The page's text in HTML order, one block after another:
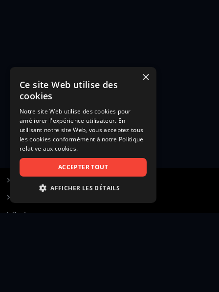
Poster une annonce
×
Ce site Web utilise des
cookies
Notre site Web utilise des cookies pour
améliorer l'expérience utilisateur. En
utilisant notre site Web, vous acceptez tous
les cookies conformément à notre Politique
relative aux cookies.
ACCEPTER TOUT
AFFICHER LES DÉTAILS